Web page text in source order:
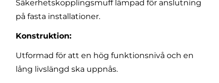
Säkerhetskopplingsmuff lämpad för anslutning
på fasta installationer.
Konstruktion:
Utformad för att en hög funktionsnivå och en
lång livslängd ska uppnås.